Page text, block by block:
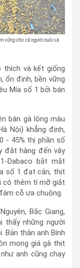
vững cho cả người nuôi và
thích và kết giống
ổn định, bền vững
Mía số 1 bởi bán
bán gà lông màu
Nội) khẳng định,
- 45% thị phần số
đắt hàng đến vậy
Dabaco bắt mắt
số 1 đạt cân, thịt
có thêm tí mỡ giắt
cỗ ưa chuộng.
Bắc Giang,
thấy những người
Bản thân anh Bính
mong giá gà thịt
anh cũng chạy